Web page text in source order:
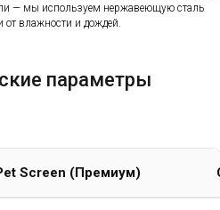
— мы используем нержавеющую сталь
от влажности и дождей.
параметры
Screen (Премиум)